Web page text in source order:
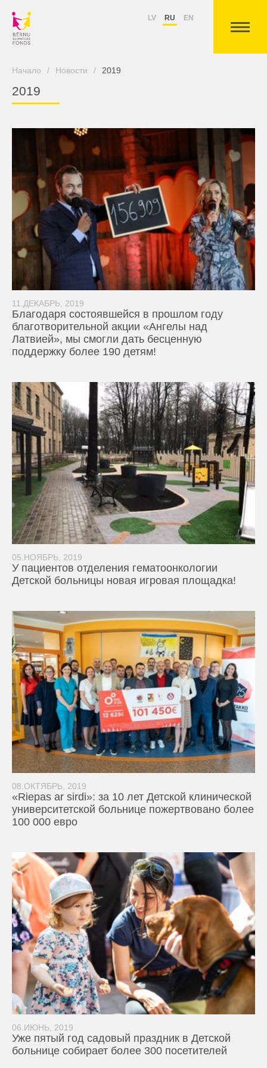
LV RU EN
Начало / Новости / 2019
2019
11.ДЕКАБРЬ, 2019
Благодаря состоявшейся в прошлом году
благотворительной акции «Ангелы над
Латвией», мы смогли дать бесценную
поддержку более 190 детям!
05.НОЯБРЬ, 2019
У пациентов отделения гематоонкологии
Детской больницы новая игровая площадка!
08.ОКТЯБРЬ, 2019
«Riepas ar sirdi»: за 10 лет Детской клинической
университетской больнице пожертвовано более
100 000 евро
06.ИЮНЬ, 2019
Уже пятый год садовый праздник в Детской
больнице собирает более 300 посетителей